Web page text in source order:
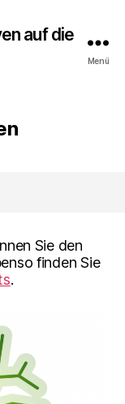
auf die
Menü
Sie den
finden Sie
.